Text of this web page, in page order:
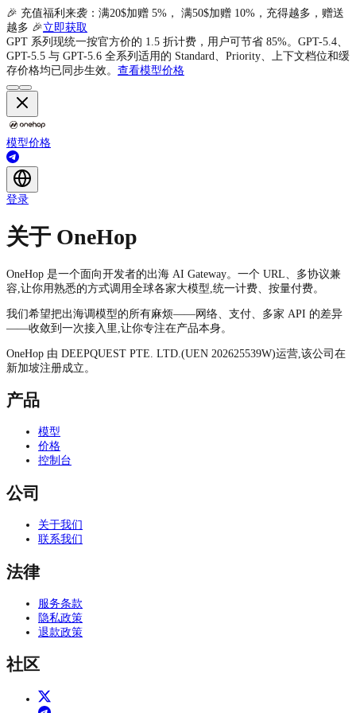
🎉 充值福利来袭：满20$加赠 5%， 满50$加赠 10%，充得越多，赠送
越多 🎉立即获取
GPT 系列现统一按官方价的 1.5 折计费，用户可节省 85%。GPT-5.4、
GPT-5.5 与 GPT-5.6 全系列适用的 Standard、Priority、上下文档位和缓
存价格均已同步生效。 查看模型价格
模型价格
登录
关于 OneHop
OneHop 是一个面向开发者的出海 AI Gateway。一个 URL、多协议兼
容,让你用熟悉的方式调用全球各家大模型,统一计费、按量付费。
我们希望把出海调模型的所有麻烦——网络、支付、多家 API 的差异
——收敛到一次接入里,让你专注在产品本身。
OneHop 由 DEEPQUEST PTE. LTD.(UEN 202625539W)运营,该公司在
新加坡注册成立。
产品
模型
价格
控制台
公司
关于我们
联系我们
法律
服务条款
隐私政策
退款政策
社区